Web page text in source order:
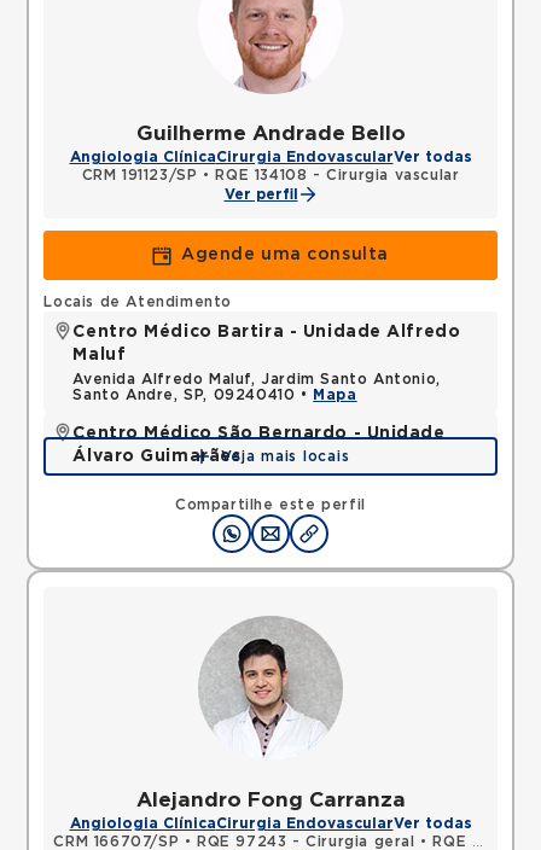
Guilherme Andrade Bello
Angiologia ClínicaCirurgia EndovascularVer todas
CRM 191123/SP •
RQE 134108 - Cirurgia vascular
Ver perfil
Agende uma consulta
Compartilhe este perfil
Locais de Atendimento
Centro Médico Bartira - Unidade Alfredo
Maluf
Avenida Alfredo Maluf, Jardim Santo Antonio,
Santo Andre, SP, 09240410 •
Mapa
Centro Médico São Bernardo - Unidade
Álvaro Guimarães
Avenida Alvaro Guimaraes, Assuncao, Sao Bernardo
do Campo, SP, 09810010 •
Mapa
Veja mais locais
Alejandro Fong Carranza
Angiologia ClínicaCirurgia EndovascularVer todas
CRM 166707/SP • RQE 97243 - Cirurgia geral •
RQE 97244 - Cirurgia vascular